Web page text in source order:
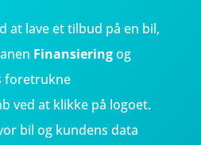
at lave et tilbud på en bil,
Finansieringog
foretrukne
ved at klikke på logoet.
bil og kundens data